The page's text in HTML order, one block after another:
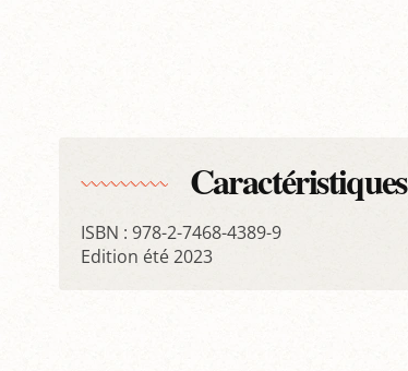
Caractéristiques
ISBN : 978-2-7468-4389-9
Edition été 2023